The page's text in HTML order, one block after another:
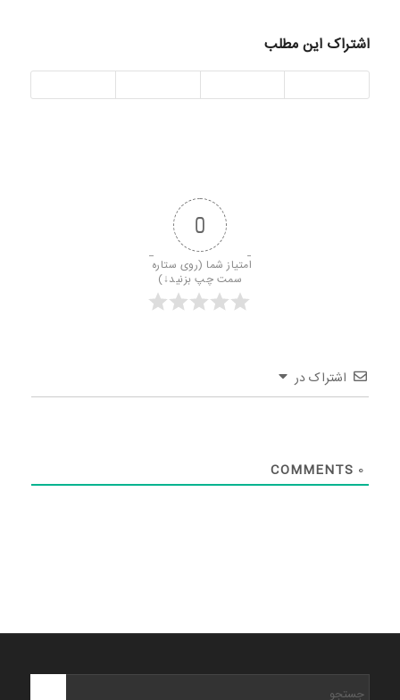
اشتراک این مطلب
0
امتیاز شما (روی ستاره
سمت چپ بزنید↓)
اشتراک در
0